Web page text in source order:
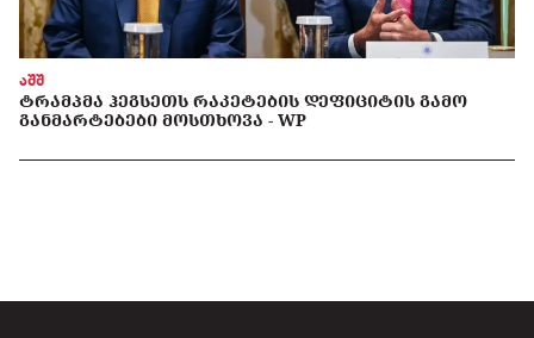
აშშ
ᲢᲠᲐᲛᲞᲛᲐ ᲰᲔᲒᲡᲔᲗᲡ ᲠᲐᲙᲔᲢᲔᲑᲘᲡ ᲓᲔᲤᲘᲪᲘᲢᲘᲡ ᲒᲐᲛᲝ
ᲒᲐᲜᲛᲐᲠᲢᲔᲑᲔᲑᲘ ᲛᲝᲡᲗᲮᲝᲕᲐ - WP